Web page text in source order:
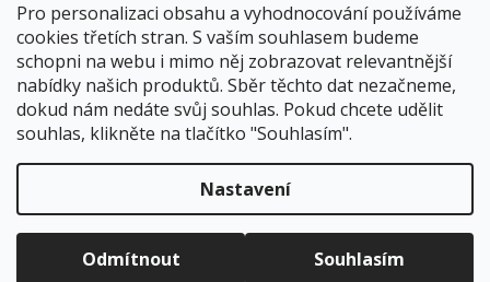
Pro personalizaci obsahu a vyhodnocování používáme
cookies třetích stran. S vaším souhlasem budeme
schopni na webu i mimo něj zobrazovat relevantnější
nabídky našich produktů. Sběr těchto dat nezačneme,
dokud nám nedáte svůj souhlas. Pokud chcete udělit
souhlas, klikněte na tlačítko "Souhlasím".
Nastavení
Odmítnout Souhlasím
Copyright 2026Corping.cz. Všechna práva vyhrazena.Upravit